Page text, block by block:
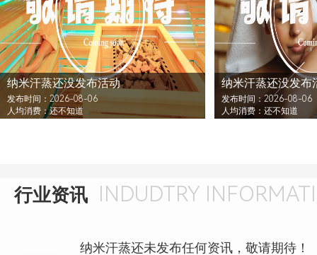
纳米汗蒸还没发布活动
发布时间：2026-08-06
人均消费：还不知道
纳米汗蒸还没发布
发布时间：2026-08-06
人均消费：还不知道
行业资讯 INDUDTRY
纳米汗蒸还未发布任何资讯，敬请期待！